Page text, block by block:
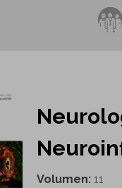
Volumen: 11